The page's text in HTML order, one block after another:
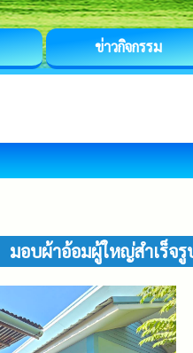
ข่าวกิจกรรม
มอบผ้าอ้อมผู้ใหญ่สำเร็จ